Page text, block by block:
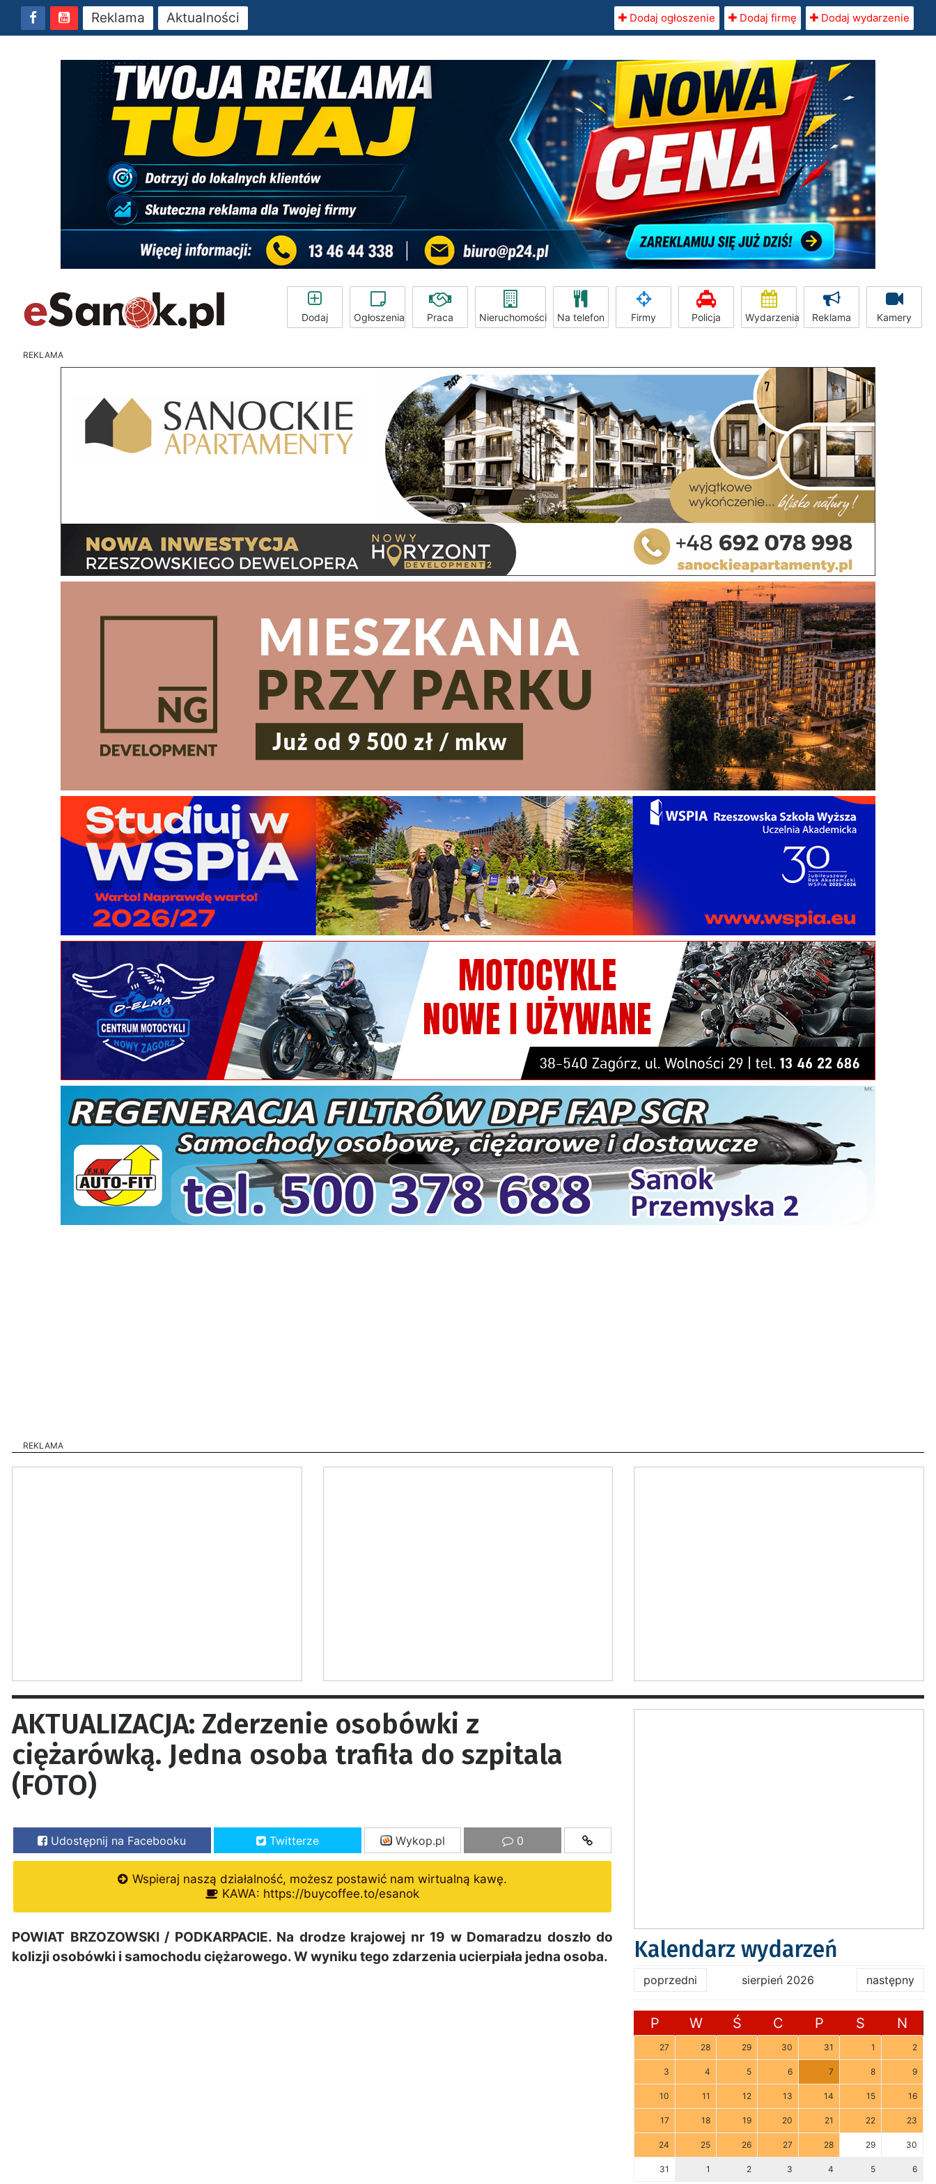
Reklama Aktualności Dodaj ogłoszenie Dodaj firmę Dodaj wydarzenie
Dodaj Ogłoszenia Praca Nieruchomości Na telefon Firmy Policja Wydarzenia Reklama Kamery
REKLAMA
REKLAMA
AKTUALIZACJA: Zderzenie osobówki z
ciężarówką. Jedna osoba trafiła do szpitala
(FOTO)
Udostępnij na Facebooku Twitterze Wykop.pl 0
Wspieraj naszą działalność, możesz postawić nam wirtualną kawę.
KAWA: https://buycoffee.to/esanok
POWIAT BRZOZOWSKI / PODKARPACIE. Na drodze krajowej nr 19 w Domaradzu doszło do
kolizji osobówki i samochodu ciężarowego. W wyniku tego zdarzenia ucierpiała jedna osoba.
Kalendarz wydarzeń
poprzedni sierpień 2026 następny
P W Ś C P S N
27 28 29 30 31 1 2
3 4 5 6 7 8 9
10 11 12 13 14 15 16
17 18 19 20 21 22 23
24 25 26 27 28 29 30
31 1 2 3 4 5 6